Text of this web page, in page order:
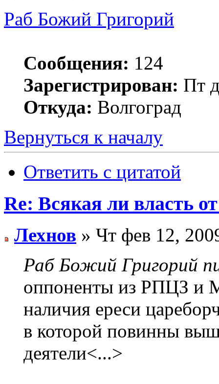
Раб Божий Григорий
Сообщения: 124
Зарегистрирован: Пт
Откуда: Волгоград
Вернуться к началу
Ответить с цитатой
Re: Всякая ли власть
Лехнов » Чт фев 12,
Раб Божий Григорий
оппоненты из РПЦЗ и
наличия ереси
в которой повинны
деятели<...>